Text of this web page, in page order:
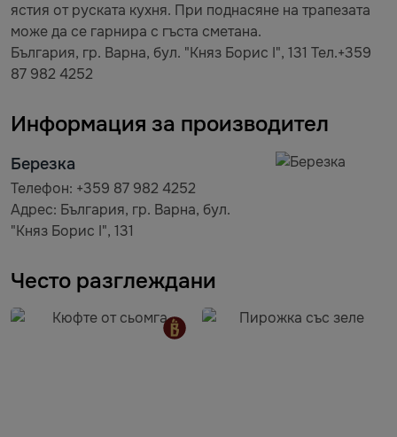
ястия от руската кухня. При поднасяне на трапезата
може да се гарнира с гъста сметана.
България, гр. Варна, бул. "Княз Борис I", 131 Тел.+359
87 982 4252
Информация за производител
Березка
Телефон: +359 87 982 4252
Адрес: България, гр. Варна, бул.
"Княз Борис I", 131
Често разглеждани